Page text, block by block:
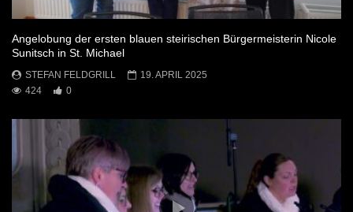
Angelobung der ersten blauen steirischen Bürgermeisterin Nicole
Sunitsch in St. Michael
STEFAN FELDGRILL
19. APRIL 2025
424
0